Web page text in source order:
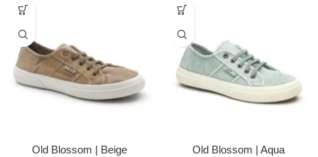
Old Blossom | Beige Old Blossom | Aqua